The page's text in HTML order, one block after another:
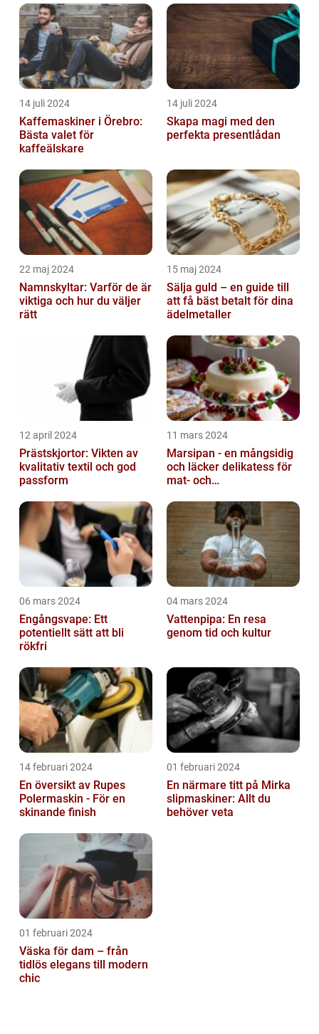
14 juli 2024
Kaffemaskiner i Örebro:
Bästa valet för
kaffeälskare
14 juli 2024
Skapa magi med den
perfekta presentlådan
22 maj 2024
Namnskyltar: Varför de är
viktiga och hur du väljer
rätt
15 maj 2024
Sälja guld – en guide till
att få bäst betalt för dina
ädelmetaller
12 april 2024
Prästskjortor: Vikten av
kvalitativ textil och god
passform
11 mars 2024
Marsipan - en mångsidig
och läcker delikatess för
mat- och
06 mars 2024
Engångsvape: Ett
potentiellt sätt att bli
rökfri
04 mars 2024
Vattenpipa: En resa
genom tid och kultur
14 februari 2024
En översikt av Rupes
Polermaskin - För en
skinande finish
01 februari 2024
En närmare titt på Mirka
slipmaskiner: Allt du
behöver veta
01 februari 2024
Väska för dam – från
tidlös elegans till modern
chic